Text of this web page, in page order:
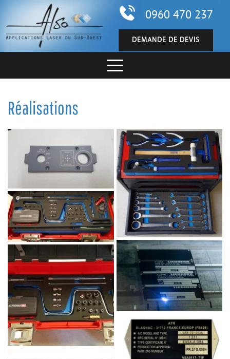
0960 470 237
DEMANDE DE DEVIS
Réalisations